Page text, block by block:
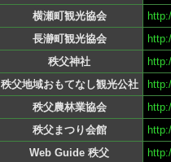
横瀬町観光協会
長瀞町観光協会
秩父神社
秩父地域おもてなし観光公社
秩父農林業協会
秩父まつり会館
Web Guide 秩父